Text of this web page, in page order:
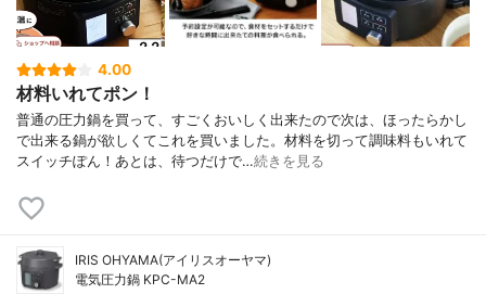
4.00
材料いれてポン！
普通の圧力鍋を買って、すごくおいしく出来たので次は、ほったらかし
で出来る鍋が欲しくてこれを買いました。材料を切って調味料もいれて
スイッチぽん！あとは、待つだけで…続きを見る
IRIS OHYAMA(アイリスオーヤマ)
電気圧力鍋 KPC-MA2